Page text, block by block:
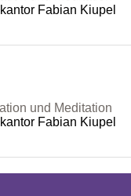
Fabian Kiupel
und Meditation
Fabian Kiupel